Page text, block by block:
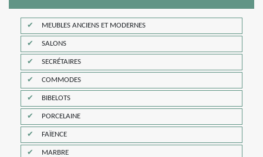
MEUBLES ANCIENS ET MODERNES
SALONS
SECRÉTAIRES
COMMODES
BIBELOTS
PORCELAINE
FAÏENCE
MARBRE